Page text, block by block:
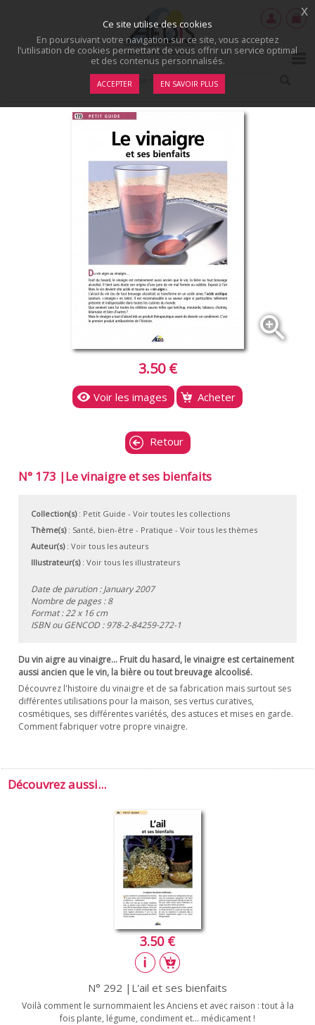
zoom_in
3.50 €
Voir les images Acheter
Retour
N° 173 |Le vinaigre et ses bienfaits
Collection(s): Petit Guide - Voir toutes les collections
Thème(s): Santé, bien-être - Pratique - Voir tous les thèmes
Auteur(s): Voir tous les auteurs
Illustrateur(s): Voir tous les illustrateurs
Date de parution : January 2007
Nombre de pages : 8
Format : 22 x 16 cm
ISBN ou GENCOD :978-2-84259-272-1
Du vin aigre au vinaigre... Fruit du hasard, le vinaigre est certainement
aussi ancien que le vin, la bière ou tout breuvage alcoolisé.
Découvrez l'histoire du vinaigre et de sa fabrication mais surtout ses
différentes utilisations pour la maison, ses vertus curatives,
cosmétiques, ses différentes variétés, des astuces et mises en garde.
Comment fabriquer votre propre vinaigre.
Découvrez aussi...
3.50 €
N° 292 |L'ail et ses bienfaits
Voilà comment le surnommaient les Anciens et avec raison : tout à la
fois plante, légume, condiment et... médicament !
Ce site utilise des cookies
En poursuivant votre navigation sur ce site, vous acceptez
l’utilisation de cookies permettant de vous offrir un service optimal
et des contenus personnalisés.
ACCEPTER EN SAVOIR PLUS
x